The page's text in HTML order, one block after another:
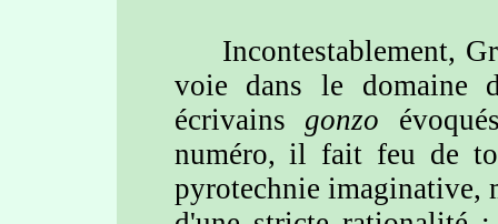
Incontestablement,
voie dans le
écrivains gonzo
numéro, il fait feu de
pyrotechnie imaginative,